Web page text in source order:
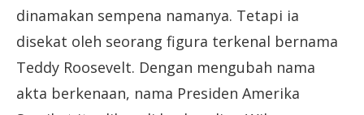
dinamakan sempena namanya. Tetapi ia
disekat oleh seorang figura terkenal bernama
Teddy Roosevelt. Dengan mengubah nama
akta berkenaan, nama Presiden Amerika